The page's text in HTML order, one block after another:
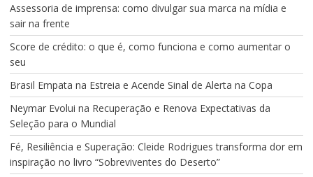
Assessoria de imprensa: como divulgar sua marca na mídia e
sair na frente
Score de crédito: o que é, como funciona e como aumentar o
seu
Brasil Empata na Estreia e Acende Sinal de Alerta na Copa
Neymar Evolui na Recuperação e Renova Expectativas da
Seleção para o Mundial
Fé, Resiliência e Superação: Cleide Rodrigues transforma dor em
inspiração no livro “Sobreviventes do Deserto”